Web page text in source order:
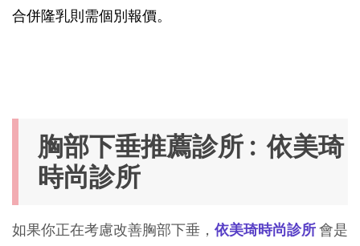
合併隆乳則需個別報價。
胸部下垂推薦診所 : 依美琦
時尚診所
如果你正在考慮改善胸部下垂， 依美琦時尚診所會是